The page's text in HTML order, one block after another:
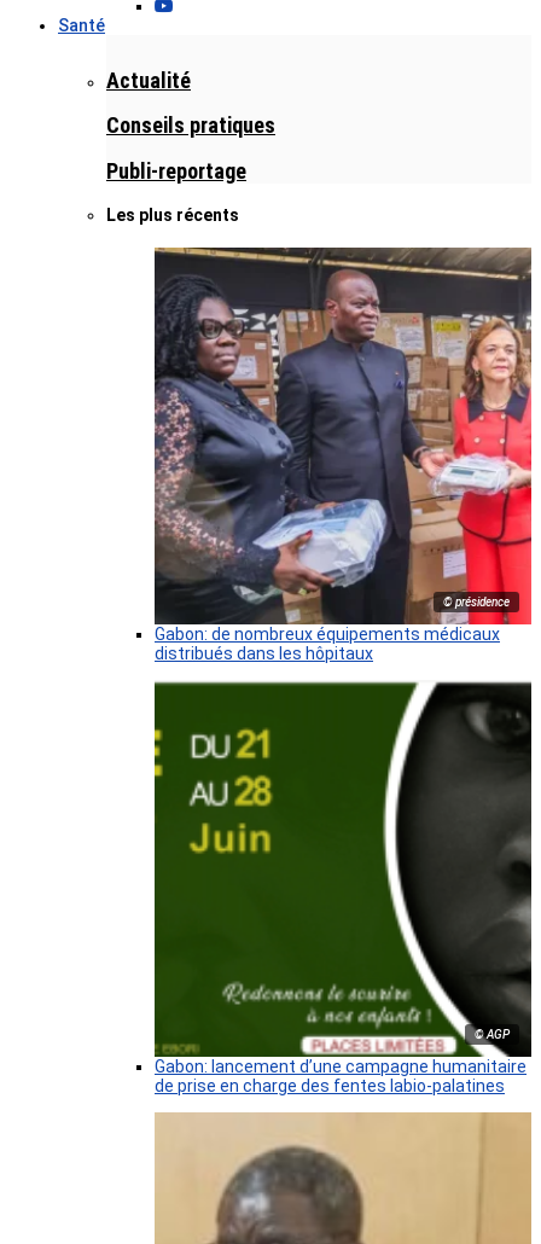
Santé
Actualité
Conseils pratiques
Publi-reportage
Les plus récents
© présidence
Gabon: de nombreux équipements médicaux
distribués dans les hôpitaux
© AGP
Gabon: lancement d’une campagne humanitaire
de prise en charge des fentes labio-palatines